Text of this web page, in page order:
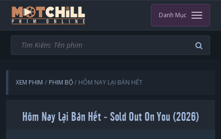
Danh Mục
XEM PHIM PHIM BỘ HÔM NAY LẠI BÁN HẾT
Hôm Nay Lại Bán Hết - Sold Out On You (2026)